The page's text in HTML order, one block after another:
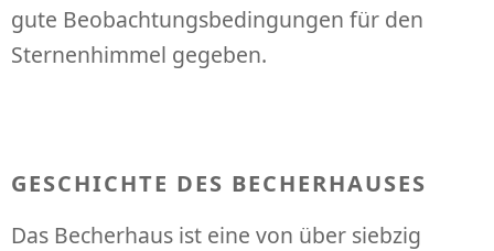
gute Beobachtungsbedingungen für den
Sternenhimmel gegeben.
GESCHICHTE DES BECHERHAUSES
Das Becherhaus ist eine von über siebzig